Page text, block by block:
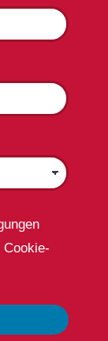
Cookie-